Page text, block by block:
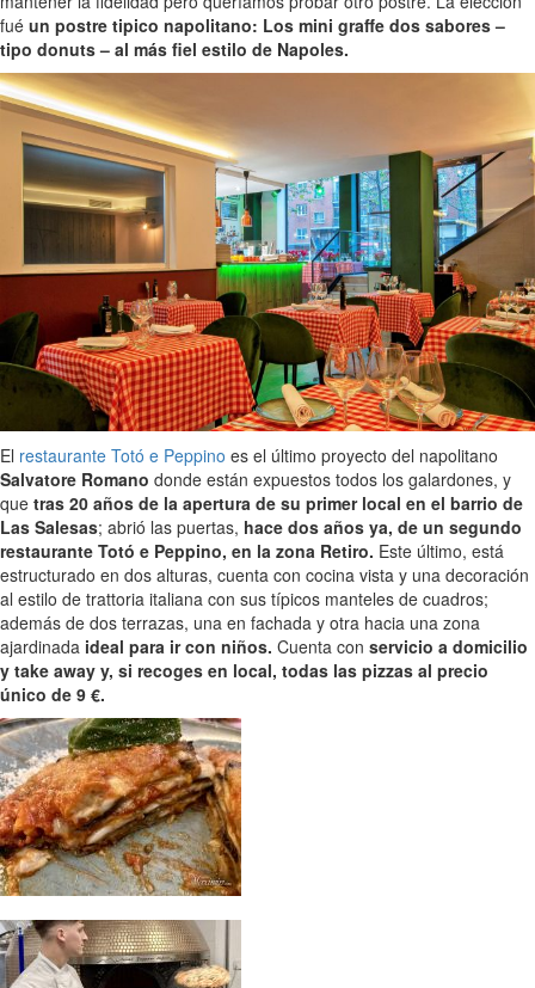
fué un postre tipico napolitano: Los mini graffe dos sabores –
tipo donuts – al más fiel estilo de Napoles.
El restaurante Totó e Peppino es el último proyecto del napolitano
Salvatore Romano donde están expuestos todos los galardones, y
que tras 20 años de la apertura de su primer local en el barrio de
Las Salesas; abrió las puertas, hace dos años ya, de un segundo
restaurante Totó e Peppino, en la zona Retiro. Este último, está
estructurado en dos alturas, cuenta con cocina vista y una decoración
al estilo de trattoria italiana con sus típicos manteles de cuadros;
además de dos terrazas, una en fachada y otra hacia una zona
ajardinada ideal para ir con niños. Cuenta con servicio a domicilio
y take away y, si recoges en local, todas las pizzas al precio
único de 9 €.